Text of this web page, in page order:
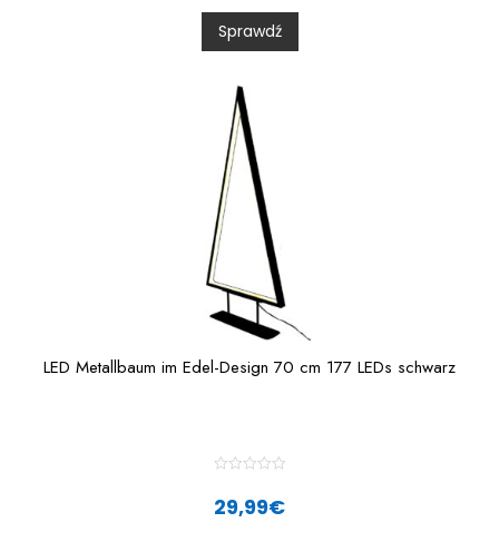
0
o
t
Sprawdź
LED Metallbaum im Edel-Design 70 cm 177 LEDs schwarz
t29,99€